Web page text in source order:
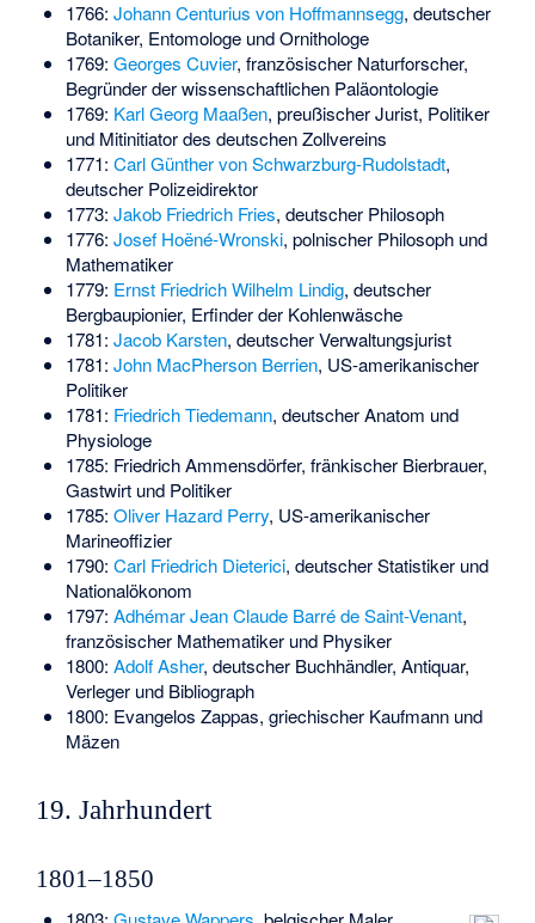
1766: Johann Centurius von Hoffmannsegg, deutscher
Botaniker, Entomologe und Ornithologe
1769: Georges Cuvier, französischer Naturforscher,
Begründer der wissenschaftlichen Paläontologie
1769: Karl Georg Maaßen, preußischer Jurist, Politiker
und Mitinitiator des deutschen Zollvereins
1771: Carl Günther von Schwarzburg-Rudolstadt,
deutscher Polizeidirektor
1773: Jakob Friedrich Fries, deutscher Philosoph
1776: Josef Hoëné-Wronski, polnischer Philosoph und
Mathematiker
1779: Ernst Friedrich Wilhelm Lindig, deutscher
Bergbaupionier, Erfinder der Kohlenwäsche
1781: Jacob Karsten, deutscher Verwaltungsjurist
1781: John MacPherson Berrien, US-amerikanischer
Politiker
1781: Friedrich Tiedemann, deutscher Anatom und
Physiologe
1785: Friedrich Ammensdörfer, fränkischer Bierbrauer,
Gastwirt und Politiker
1785: Oliver Hazard Perry, US-amerikanischer
Marineoffizier
1790: Carl Friedrich Dieterici, deutscher Statistiker und
Nationalökonom
1797: Adhémar Jean Claude Barré de Saint-Venant,
französischer Mathematiker und Physiker
1800: Adolf Asher, deutscher Buchhändler, Antiquar,
Verleger und Bibliograph
1800: Evangelos Zappas, griechischer Kaufmann und
Mäzen
19. Jahrhundert
1801–1850